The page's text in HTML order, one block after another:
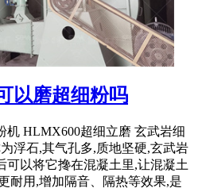
以磨超细粉吗
机 HLMX600超细立磨 玄武岩细
浮石,其气孔多,质地坚硬,玄武岩
可以将它搀在混凝土里,让混凝土
耐用,增加隔音、隔热等效果,是